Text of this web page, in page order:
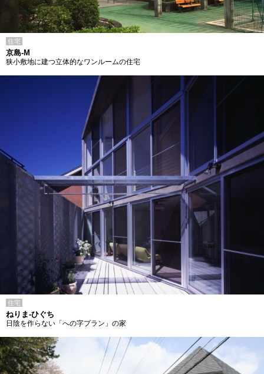
住宅
京島-M
狭小敷地に建つ立体的なワンルームの住宅
住宅
ねりま-ひぐち
日陰を作らない「への字プラン」の家